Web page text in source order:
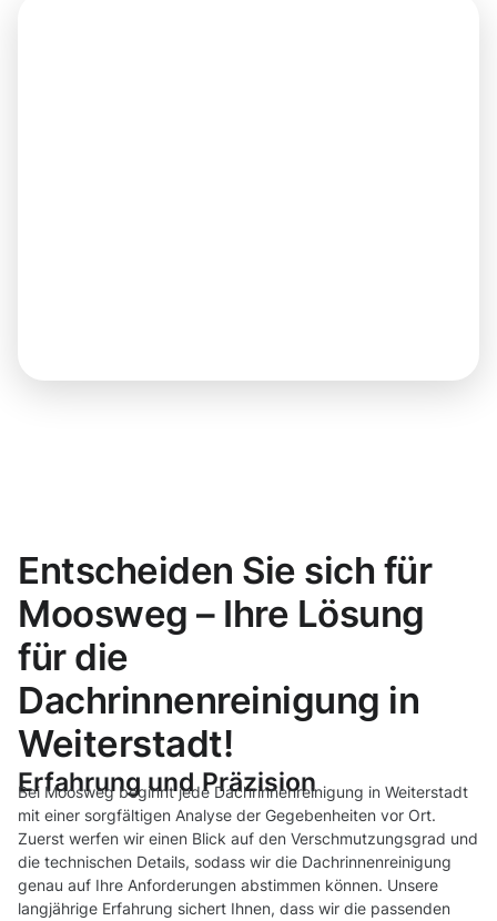
Entscheiden Sie sich für
Moosweg – Ihre Lösung
für die
Dachrinnenreinigung in
Weiterstadt!
Erfahrung und Präzision
Bei Moosweg beginnt jede Dachrinnenreinigung in Weiterstadt
mit einer sorgfältigen Analyse der Gegebenheiten vor Ort.
Zuerst werfen wir einen Blick auf den Verschmutzungsgrad und
die technischen Details, sodass wir die Dachrinnenreinigung
genau auf Ihre Anforderungen abstimmen können. Unsere
langjährige Erfahrung sichert Ihnen, dass wir die passenden